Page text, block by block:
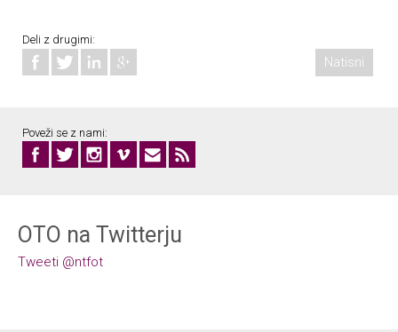
Deli z drugimi:
Natisni
Poveži se z nami:
OTO na Twitterju
Tweeti @ntfot